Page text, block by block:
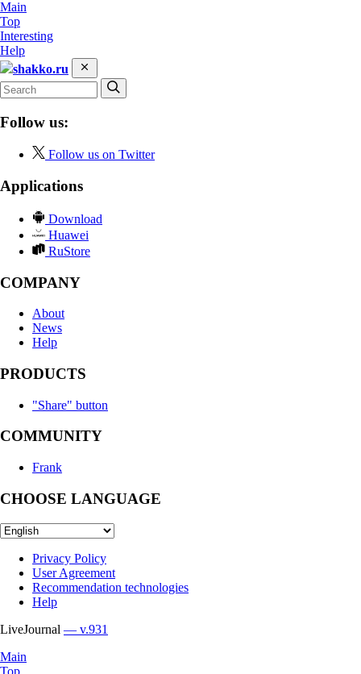
Main
Top
Interesting
Help
shakko.ru
Follow us:
Follow us on Twitter
Applications
Download
Huawei
RuStore
COMPANY
About
News
Help
PRODUCTS
"Share" button
COMMUNITY
Frank
CHOOSE LANGUAGE
Privacy Policy
User Agreement
Recommendation technologies
Help
LiveJournal — v.931
Main
Top